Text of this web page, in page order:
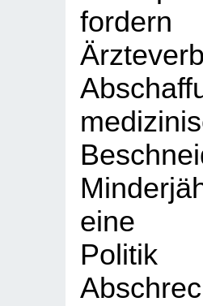
eine